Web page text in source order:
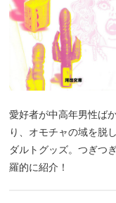
愛好者が中高年男性ば
り、オモチャの域を脱
ダルトグッズ。つぎつ
羅的に紹介！